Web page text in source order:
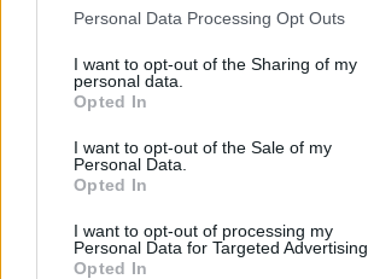
Personal Data Processing Opt Outs
I want to opt-out of the Sharing of my
personal data.
Opted In
I want to opt-out of the Sale of my
Personal Data.
Opted In
I want to opt-out of processing my
Personal Data for Targeted Advertising.
Opted In